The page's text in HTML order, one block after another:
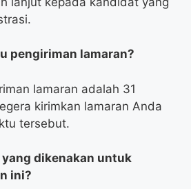
pengiriman lamaran?
lamaran adalah 31
kirimkan lamaran Anda
tersebut.
dikenakan untuk
ini?